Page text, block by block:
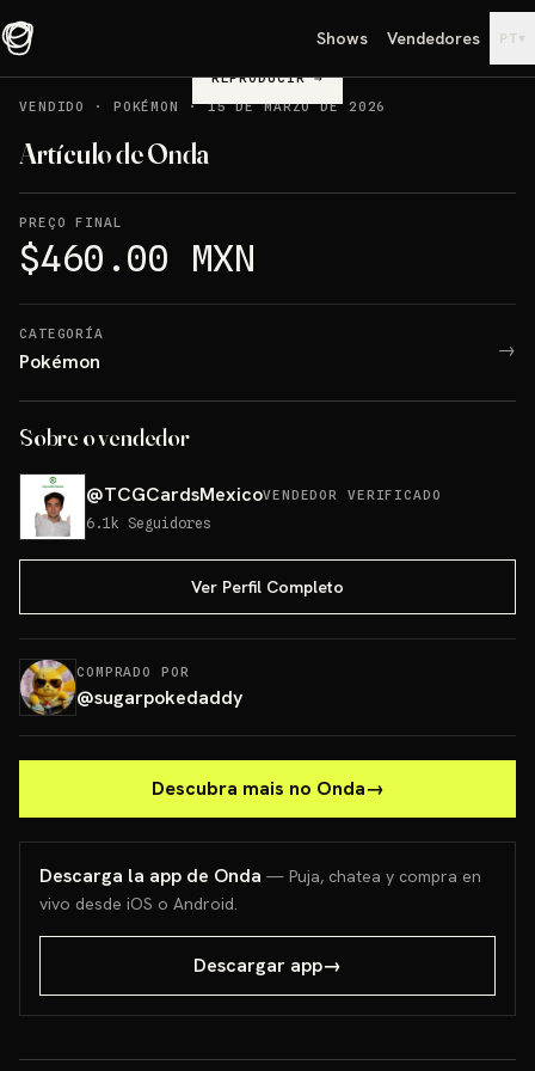
Shows Vendedores PT▾
REPRODUCIR→
VENDIDO
· POKÉMON ·15 DE MARZO DE 2026
Artículo de Onda
PREÇO FINAL
$460.00 MXN
CATEGORÍA
Pokémon →
Sobre o vendedor
@TCGCardsMexicoVENDEDOR VERIFICADO
6.1k Seguidores
Ver Perfil Completo
COMPRADO POR
@sugarpokedaddy
Descubra mais no Onda→
Descarga la app de Onda — Puja, chatea y compra en
vivo desde iOS o Android.
Descargar app→
PONCHO PIKACHU PSA 10